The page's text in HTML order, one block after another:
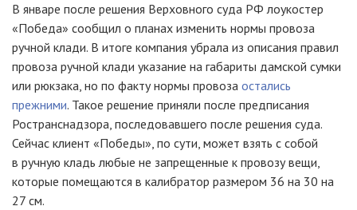
В январе после решения Верховного суда РФ лоукостер
«Победа» сообщил о планах изменить нормы провоза
ручной клади. В итоге компания убрала из описания правил
провоза ручной клади указание на габариты дамской сумки
или рюкзака, но по факту нормы провоза остались
прежними. Такое решение приняли после предписания
Ространснадзора, последовавшего после решения суда.
Сейчас клиент «Победы», по сути, может взять с собой
в ручную кладь любые не запрещенные к провозу вещи,
которые помещаются в калибратор размером 36 на 30 на
27 см.